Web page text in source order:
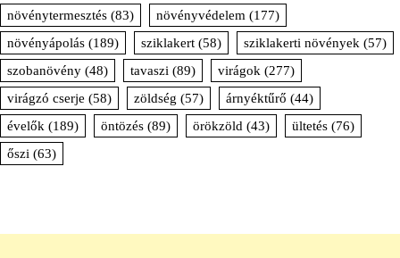
növénytermesztés (83) növényvédelem (177)
növényápolás (189) sziklakert (58) sziklakerti növények (57)
szobanövény (48) tavaszi (89) virágok (277)
virágzó cserje (58) zöldség (57) árnyéktűrő (44)
évelők (189) öntözés (89) örökzöld (43) ültetés (76)
őszi (63)